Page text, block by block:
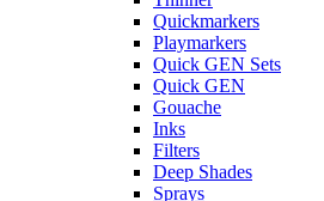
Quickmarkers
Playmarkers
Quick GEN Sets
Quick GEN
Gouache
Inks
Filters
Deep Shades
Sprays